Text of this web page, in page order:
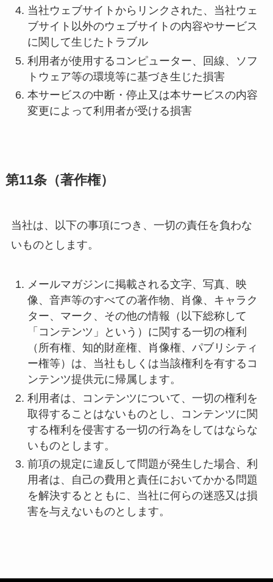
当社ウェブサイトからリンクされた、当社ウェ
ブサイト以外のウェブサイトの内容やサービス
に関して生じたトラブル
利用者が使用するコンピューター、回線、ソフ
トウェア等の環境等に基づき生じた損害
本サービスの中断・停止又は本サービスの内容
変更によって利用者が受ける損害
第11条（著作権）
当社は、以下の事項につき、一切の責任を負わな
いものとします。
メールマガジンに掲載される文字、写真、映
像、音声等のすべての著作物、肖像、キャラク
ター、マーク、その他の情報（以下総称して
「コンテンツ」という）に関する一切の権利
（所有権、知的財産権、肖像権、パブリシティ
ー権等）は、当社もしくは当該権利を有するコ
ンテンツ提供元に帰属します。
利用者は、コンテンツについて、一切の権利を
取得することはないものとし、コンテンツに関
する権利を侵害する一切の行為をしてはならな
いものとします。
前項の規定に違反して問題が発生した場合、利
用者は、自己の費用と責任においてかかる問題
を解決するとともに、当社に何らの迷惑又は損
害を与えないものとします。